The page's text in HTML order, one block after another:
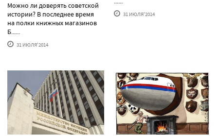
Можно ли доверять советской
истории? В последнее время
на полки книжных магазинов
Б......
31 ИЮЛЯ'2014
31 ИЮЛЯ'2014